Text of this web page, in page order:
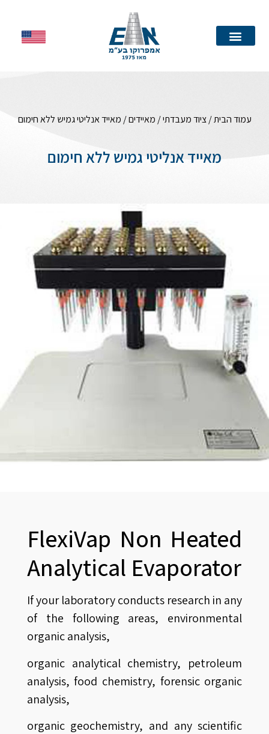
עמוד הבית/ציוד מעבדתי/ מאיידים/ מאייד אנליטי גמיש ללא חימום
מאייד אנליטי גמיש ללא חימום
FlexiVap Non Heated
Analytical Evaporator
If your laboratory conducts research in any
of the following areas, environmental
organic analysis,
organic analytical chemistry, petroleum
analysis, food chemistry, forensic organic
analysis,
organic geochemistry, and any scientific